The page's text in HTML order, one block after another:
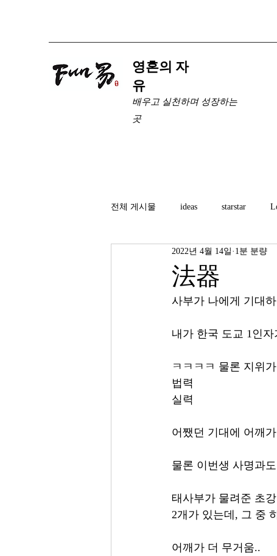
​영혼의 자
유
배우고 실천하며 성장하는
곳
전체 게시물 ideas starstar
法器
2022년 4월 14일 1분 분량
사부가 나에게 기대
내가 한국 도교 1인자
ㅋㅋㅋㅋ 물론 지위
법력
실력
어쨌던 기대에 어깨
물론 이번생 사명과
태사부가 물려준 초
2개가 있는데, 그 중
어깨가 더 무거움..